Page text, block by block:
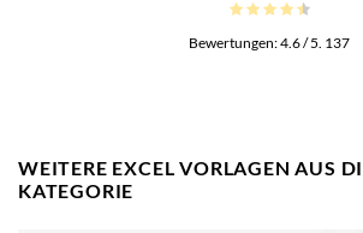
Bewertungen:4.6/ 5. 137
WEITERE EXCEL VORLAGEN AUS
KATEGORIE